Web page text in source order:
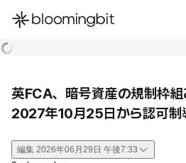
한국어
英FCA、暗号資産の規制枠
2027年10月25日から認可制
編集 2026年06月29日 午後7:33